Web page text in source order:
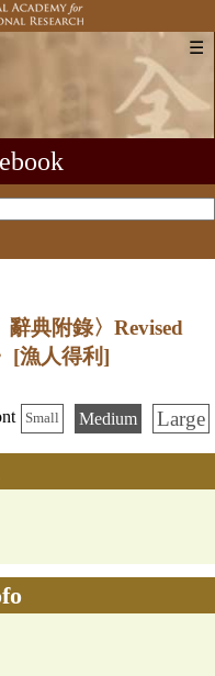
☰
辭典附錄〉Revised
[漁人得利]
Small Medium Large